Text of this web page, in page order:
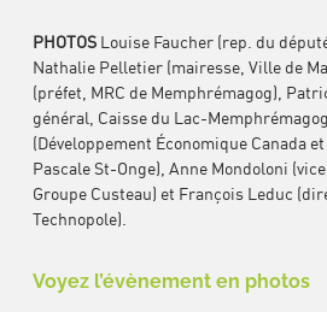
PHOTOSLouise Faucher (rep. du
Nathalie Pelletier (mairesse, Ville de
(préfet, MRC de Memphrémagog),
général, Caisse du Lac-
(Développement Économique Canada
Pascale St-Onge), Anne Mondoloni
Groupe Custeau) et François Leduc
Technopole).
Voyez l’évènement en photos